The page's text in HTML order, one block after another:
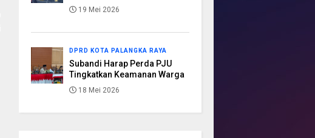
19 Mei 2026
DPRD KOTA PALANGKA RAYA
Subandi Harap Perda PJU
Tingkatkan Keamanan Warga
18 Mei 2026